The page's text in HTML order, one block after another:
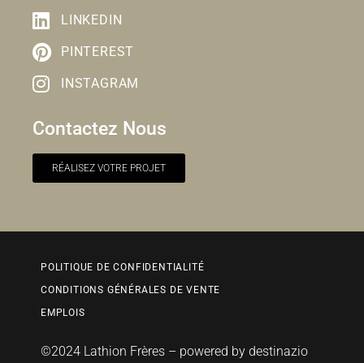
LINKEDIN
PINTEREST
INSTAGRAM
Contactez Nous
RÉALISEZ VOTRE PROJET
POLITIQUE DE CONFIDENTIALITÉ
CONDITIONS GÉNÉRALES DE VENTE
EMPLOIS
©2024 Lathion Frères – powered by destinazio